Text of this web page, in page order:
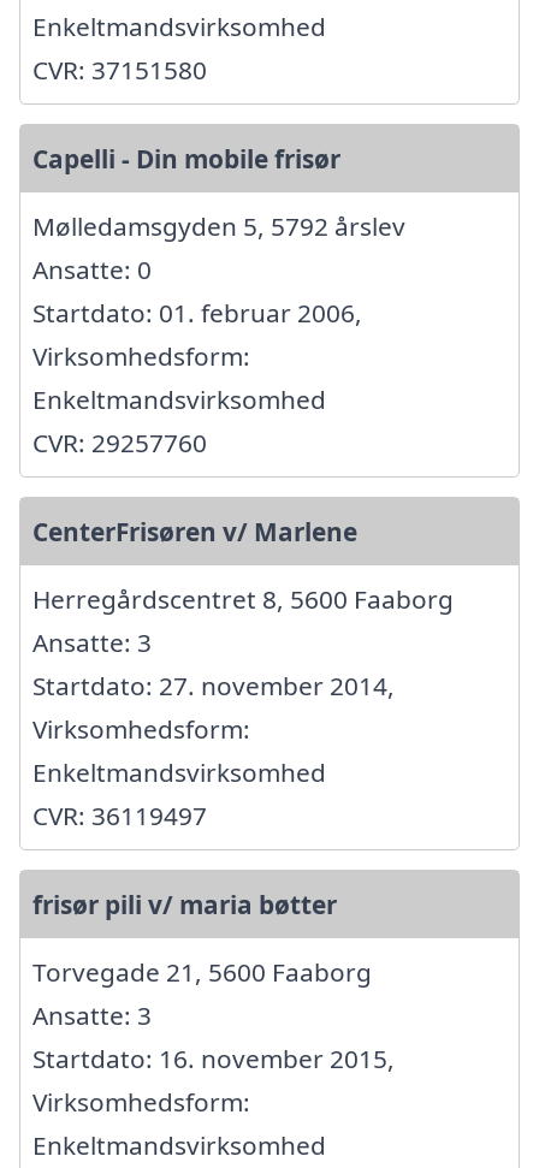
Enkeltmandsvirksomhed
CVR: 37151580
Capelli - Din mobile frisør
Mølledamsgyden 5, 5792 årslev
Ansatte: 0
Startdato: 01. februar 2006,
Virksomhedsform:
Enkeltmandsvirksomhed
CVR: 29257760
CenterFrisøren v/ Marlene
Herregårdscentret 8, 5600 Faaborg
Ansatte: 3
Startdato: 27. november 2014,
Virksomhedsform:
Enkeltmandsvirksomhed
CVR: 36119497
frisør pili v/ maria bøtter
Torvegade 21, 5600 Faaborg
Ansatte: 3
Startdato: 16. november 2015,
Virksomhedsform:
Enkeltmandsvirksomhed